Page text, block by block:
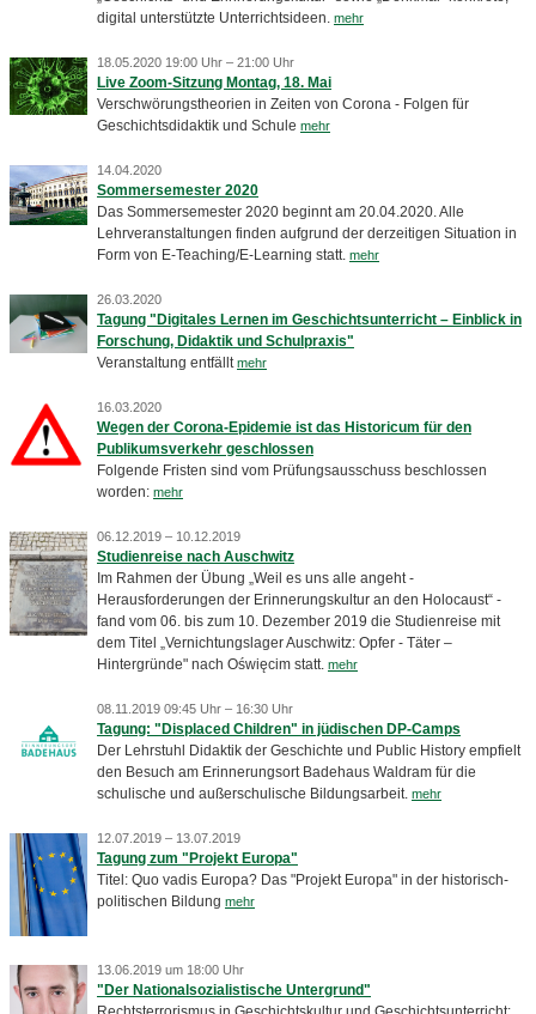
digital unterstützte Unterrichtsideen. mehr
18.05.2020 19:00 Uhr – 21:00 Uhr
Live Zoom-Sitzung Montag, 18. Mai
Verschwörungstheorien in Zeiten von Corona - Folgen für
Geschichtsdidaktik und Schule mehr
14.04.2020
Sommersemester 2020
Das Sommersemester 2020 beginnt am 20.04.2020. Alle
Lehrveranstaltungen finden aufgrund der derzeitigen Situation in
Form von E-Teaching/E-Learning statt. mehr
26.03.2020
Tagung "Digitales Lernen im Geschichtsunterricht – Einblick in
Forschung, Didaktik und Schulpraxis"
Veranstaltung entfälltmehr
16.03.2020
Wegen der Corona-Epidemie ist das Historicum für den
Publikumsverkehr geschlossen
Folgende Fristen sind vom Prüfungsausschuss beschlossen
worden: mehr
06.12.2019 – 10.12.2019
Studienreise nach Auschwitz
Im Rahmen der Übung „Weil es uns alle angeht -
Herausforderungen der Erinnerungskultur an den Holocaust“ -
fand vom 06. bis zum 10. Dezember 2019 die Studienreise mit
dem Titel „Vernichtungslager Auschwitz: Opfer - Täter –
Hintergründe" nach Oświęcim statt. mehr
08.11.2019 09:45 Uhr – 16:30 Uhr
Tagung: "Displaced Children" in jüdischen DP-Camps
Der Lehrstuhl Didaktik der Geschichte und Public History empfielt
den Besuch am Erinnerungsort Badehaus Waldram für die
schulische und außerschulische Bildungsarbeit. mehr
12.07.2019 – 13.07.2019
Tagung zum "Projekt Europa"
Titel: Quo vadis Europa? Das "Projekt Europa" in der historisch-
politischen Bildung mehr
13.06.2019 um 18:00 Uhr
"Der Nationalsozialistische Untergrund"